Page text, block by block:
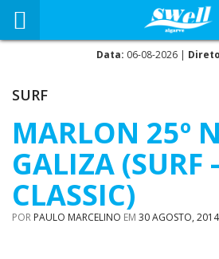
Data: 06-08-2026 |
SURF
MARLON 25º
GALIZA (SURF
CLASSIC)
POR PAULO MARCELINO EM 30 AGOSTO,